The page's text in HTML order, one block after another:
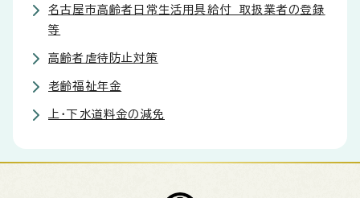
名古屋市高齢者日常生活用具給付 取扱業者の登録
等
高齢者虐待防止対策
老齢福祉年金
上・下水道料金の減免